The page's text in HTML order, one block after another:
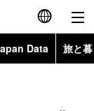
English
Data 旅と